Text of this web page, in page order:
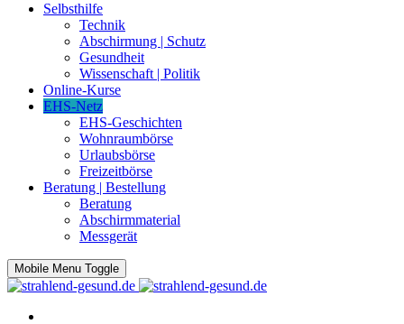
Selbsthilfe
Technik
Abschirmung | Schutz
Gesundheit
Wissenschaft | Politik
Online-Kurse
EHS-Netz
EHS-Geschichten
Wohnraumbörse
Urlaubsbörse
Freizeitbörse
Beratung | Bestellung
Beratung
Abschirmmaterial
Messgerät
Mobile Menu Toggle